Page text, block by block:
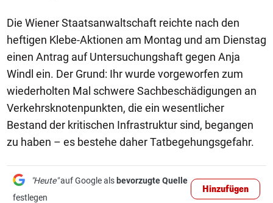
Die Wiener Staatsanwaltschaft reichte nach den
heftigen Klebe-Aktionen am Montag und am Dienstag
einen Antrag auf Untersuchungshaft gegen Anja
Windl ein. Der Grund: Ihr wurde vorgeworfen zum
wiederholten Mal schwere Sachbeschädigungen an
Verkehrsknotenpunkten, die ein wesentlicher
Bestand der kritischen Infrastruktur sind, begangen
zu haben – es bestehe daher Tatbegehungsgefahr.
"Heute"auf Google als bevorzugte Quelle
festlegen
Hinzufügen